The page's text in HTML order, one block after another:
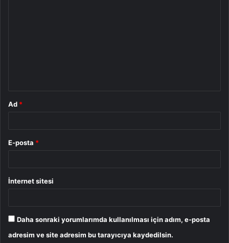
Ad *
E-posta *
İnternet sitesi
Daha sonraki yorumlarımda kullanılması için adım, e-posta
adresim ve site adresim bu tarayıcıya kaydedilsin.